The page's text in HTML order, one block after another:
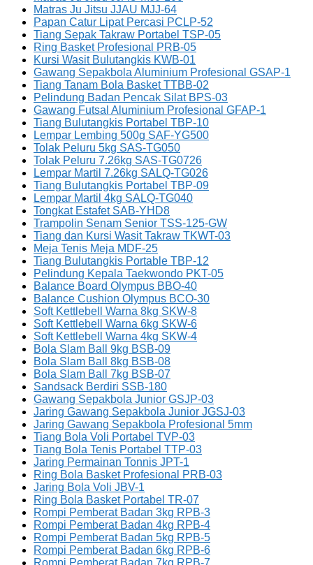
Matras Ju Jitsu JJAU MJJ-64
Papan Catur Lipat Percasi PCLP-52
Tiang Sepak Takraw Portabel TSP-05
Ring Basket Profesional PRB-05
Kursi Wasit Bulutangkis KWB-01
Gawang Sepakbola Aluminium Profesional GSAP-1
Tiang Tanam Bola Basket TTBB-02
Pelindung Badan Pencak Silat BPS-03
Gawang Futsal Aluminium Profesional GFAP-1
Tiang Bulutangkis Portabel TBP-10
Lempar Lembing 500g SAF-YG500
Tolak Peluru 5kg SAS-TG050
Tolak Peluru 7.26kg SAS-TG0726
Lempar Martil 7.26kg SALQ-TG026
Tiang Bulutangkis Portabel TBP-09
Lempar Martil 4kg SALQ-TG040
Tongkat Estafet SAB-YHD8
Trampolin Senam Senior TSS-125-GW
Tiang dan Kursi Wasit Takraw TKWT-03
Meja Tenis Meja MDF-25
Tiang Bulutangkis Portable TBP-12
Pelindung Kepala Taekwondo PKT-05
Balance Board Olympus BBO-40
Balance Cushion Olympus BCO-30
Soft Kettlebell Warna 8kg SKW-8
Soft Kettlebell Warna 6kg SKW-6
Soft Kettlebell Warna 4kg SKW-4
Bola Slam Ball 9kg BSB-09
Bola Slam Ball 8kg BSB-08
Bola Slam Ball 7kg BSB-07
Sandsack Berdiri SSB-180
Gawang Sepakbola Junior GSJP-03
Jaring Gawang Sepakbola Junior JGSJ-03
Jaring Gawang Sepakbola Profesional 5mm
Tiang Bola Voli Portabel TVP-03
Tiang Bola Tenis Portabel TTP-03
Jaring Permainan Tonnis JPT-1
Ring Bola Basket Profesional PRB-03
Jaring Bola Voli JBV-1
Ring Bola Basket Portabel TR-07
Rompi Pemberat Badan 3kg RPB-3
Rompi Pemberat Badan 4kg RPB-4
Rompi Pemberat Badan 5kg RPB-5
Rompi Pemberat Badan 6kg RPB-6